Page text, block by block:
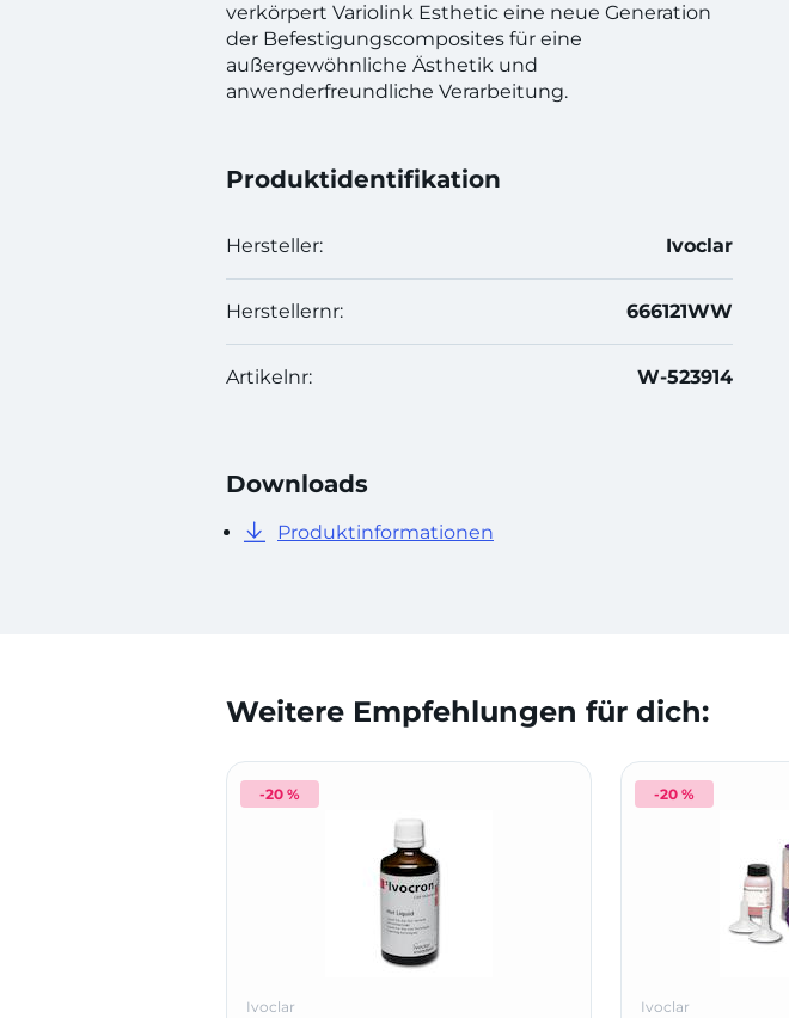
verkörpert Variolink Esthetic eine neue Generation
der Befestigungscomposites für eine
außergewöhnliche Ästhetik und
anwenderfreundliche Verarbeitung.
Produktidentifikation
Hersteller: Ivoclar
Herstellernr: 666121WW
Artikelnr: W-523914
Downloads
Produktinformationen
Weitere Empfehlungen für dich:
-20 %
Ivoclar
-20 %
Ivoclar